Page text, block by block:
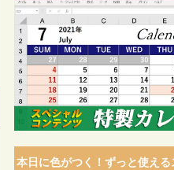
本日に色がつく！ずっと使え